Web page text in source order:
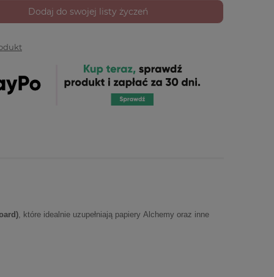
Dodaj do swojej listy życzeń
, które idealnie uzupełniają papiery Alchemy oraz inne